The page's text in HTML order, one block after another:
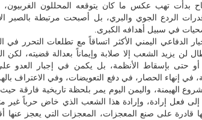
بدأت تهب عكس ما كان يتوقعه المحللون الغربيون،
الردع الجوي والبري، بل أصبحت مرتبطة بالصبر
في سبيل أهدافه الكبرى.
الدفاعي اليمني الأكثر اتساقاً مع تطلعات التحرر في
لن يزيد الشعب إلا صلابة وإيماناً بعدالة قضيته، لكن
حتى بإسقاط الأنظمة، بل يكمن في إجبار العدو
في إنهاء الحصار، في دفع التعويضات، وفي الاعتراف
الهيمنة، واليمن اليوم يمر بلحظة تاريخية فارقة
فعل إرادة، وإرادة هذا الشعب الذي خاض حرباً غير
قادرة على صنع المعجزات، المعجزات التي يعجز عنها